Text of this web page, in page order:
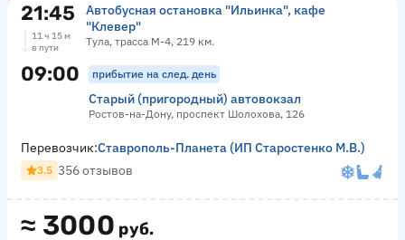
21:45
Автобусная остановка "Ильинка", кафе
"Клевер"
Тула, трасса М-4, 219 км.
11 ч 15 м
в пути
09:00 прибытие на след. день
Старый (пригородный) автовокзал
Ростов-на-Дону, проспект Шолохова, 126
≈ 3000 руб.
Перевозчик:Ставрополь-Планета (ИП Старостенко М.В.)
3.5 356 отзывов